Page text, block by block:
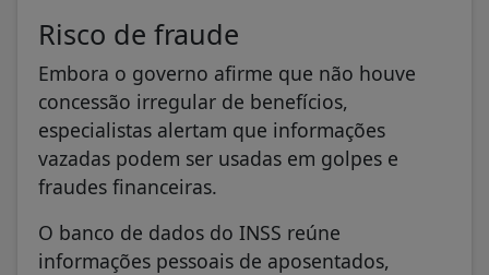
Risco de fraude
Embora o governo afirme que não houve
concessão irregular de benefícios,
especialistas alertam que informações
vazadas podem ser usadas em golpes e
fraudes financeiras.
O banco de dados do INSS reúne
informações pessoais de aposentados,